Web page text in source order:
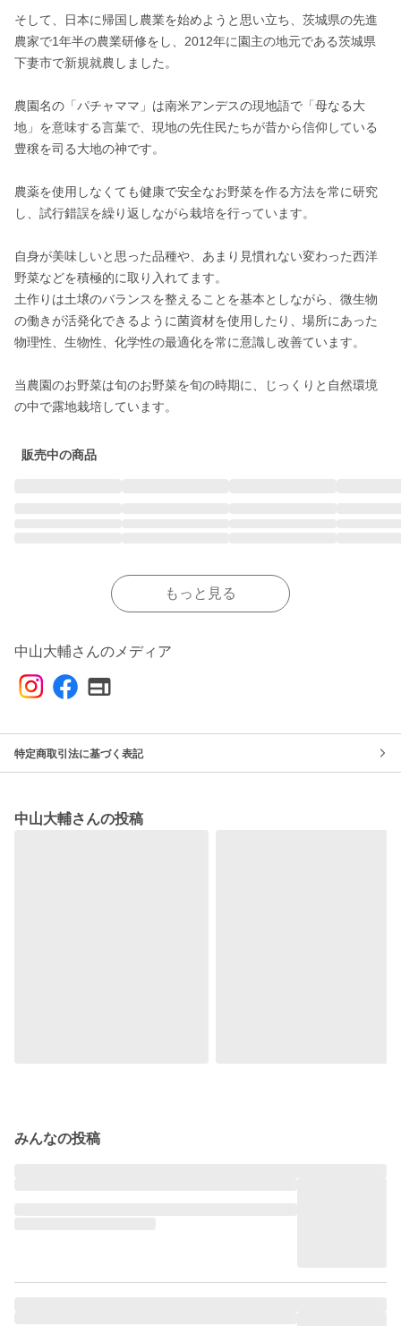
そして、日本に帰国し農業を始めようと思い立ち、茨城県の先進
農家で1年半の農業研修をし、2012年に園主の地元である茨城県
下妻市で新規就農しました。
農園名の「パチャママ」は南米アンデスの現地語で「母なる大
地」を意味する言葉で、現地の先住民たちが昔から信仰している
豊穣を司る大地の神です。
農薬を使用しなくても健康で安全なお野菜を作る方法を常に研究
し、試行錯誤を繰り返しながら栽培を行っています。
自身が美味しいと思った品種や、あまり見慣れない変わった西洋
野菜などを積極的に取り入れてます。
土作りは土壌のバランスを整えることを基本としながら、微生物
の働きが活発化できるように菌資材を使用したり、場所にあった
物理性、生物性、化学性の最適化を常に意識し改善ています。
当農園のお野菜は旬のお野菜を旬の時期に、じっくりと自然環境
の中で露地栽培しています。
販売中の商品
もっと見る
中山大輔さんのメディア
特定商取引法に基づく表記
中山大輔さんの投稿
みんなの投稿